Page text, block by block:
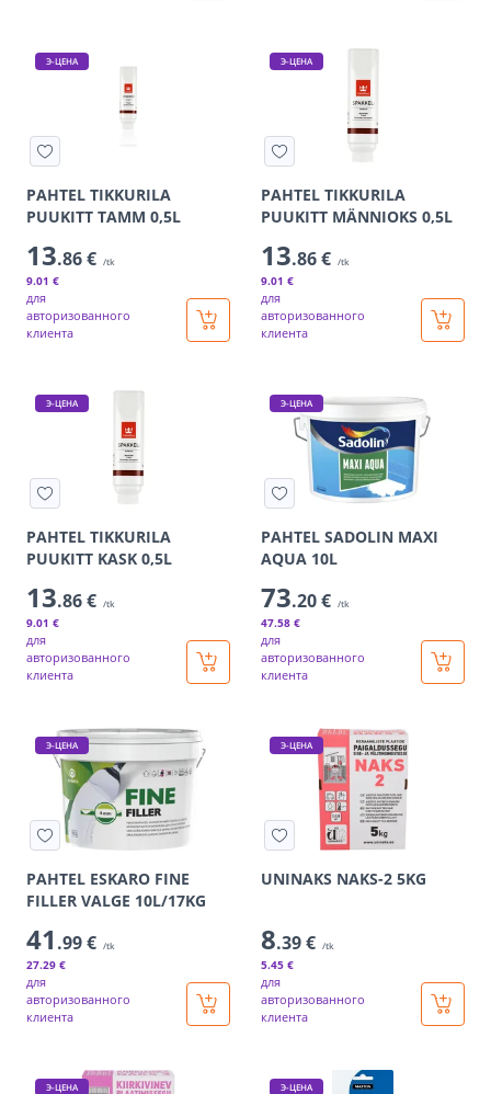
Э-ЦЕНА
PAHTEL TIKKURILA
PUUKITT TAMM 0,5L
13.86 € /tk
9.01 €
для
авторизованного
клиента
Э-ЦЕНА
PAHTEL TIKKURILA
PUUKITT MÄNNIOKS 0,5L
13.86 € /tk
9.01 €
для
авторизованного
клиента
Э-ЦЕНА
PAHTEL TIKKURILA
PUUKITT KASK 0,5L
13.86 € /tk
9.01 €
для
авторизованного
клиента
Э-ЦЕНА
PAHTEL SADOLIN MAXI
AQUA 10L
73.20 € /tk
47.58 €
для
авторизованного
клиента
Э-ЦЕНА
PAHTEL ESKARO FINE
FILLER VALGE 10L/17KG
41 .99 € /tk
27.29 €
для
авторизованного
клиента
Э-ЦЕНА
UNINAKS NAKS-2 5KG
8.39 € /tk
5.45 €
для
авторизованного
клиента
Э-ЦЕНА Э-ЦЕНА